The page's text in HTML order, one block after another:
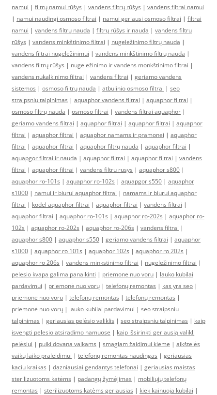
namui | filtrų namui rūšys | vandens filtrų rūšys | vandens filtrai namui
| namui naudingi osmoso filtrai | namui geriausi osmoso filtrai | filtrai
namui | vandens filtrų nauda | filtrų rūšys ir nauda | vandens filtrų
rūšys | vandens minkštinimo filtrai | nugeležinimo filtrų nauda |
vandens filtrai nugeležinimui | vandens minkštinimo filtrų nauda |
vandens filtrų rūšys | nugeležinimo ir vandens monkštinimo filtrai |
vandens nukalkinimo filtrai | vandens filtrai | geriamo vandens
sistemos | osmoso filtrų nauda | atbulinio osmoso filtrai | seo
straipsniu talpinimas | aquaphor vandens filtrai | aquaphor filtrai |
osmoso filtrų nauda | osmoso filtrai | vandens filtrai aquaphor |
geriamo vandens filtrai | aquaphor filtrai | aquaphor filtrai | aquaphor
filtrai | aquaphor filtrai | aquaphor namams ir pramonei | aquaphor
filtrai | aquaphor filtrai | aquaphor filtrų nauda | aquaphor filtrai |
aquapgor filtrai ir nauda | aquaphor filtrai | aquaphor filtrai | vandens
filtrai | aquaphor filtrai | vandens filtru rusys | aquaphor s800 |
aquaphor ro-101s | aquaphor ro-102s | aquapgor s550 | aquaphor
s1000 | namui ir biurui aquaphor filtrai | namams ir biurui aquaphor
filtrai | kodel aquaphor filtrai | aquaphor filtrai | vandens filtrai |
aquaphor filtrai | aquaphor ro-101s | aquaphor ro-202s | aquaphor ro-
102s | aquaphor ro-202s | aquaphor ro-206s | vandens filtrai |
aquaphor s800 | aquaphor s550 | geriamo vandens filtrai | aquaphor
s1000 | aquaphor ro 101s | aquaphor 102s | aquaphor ro 202s |
aquaphor ro 206s | vandens minkstinimo filtrai | nugeležinimo filtrai |
pelesio kvapa galima panaikinti | priemone nuo voru | lauko kubilai
pardavimui | priemonė nuo vorų | telefonų remontas | kas yra seo |
priemone nuo voru | telefonų remontas | telefonų remontas |
priemonė nuo vorų | lauko kubilai pardavimui | seo straipsniu
talpinimas | geriausias pelėsio valiklis | seo straipsniu talpinimas | kaip
isvengti pelesio atsiradimo namuose | kaip išsirinkti geriausią valiklį
pelėsiui | puiki dovana vaikams | smagiam žaidimui kieme | aikštelės
vaikų laiko praleidimui | telefonų remontas naudingas | geriausias
kaciu kraikas | dazniausiai gendantys telefonai | geriausias maistas
sterilizuotoms katėms | padangų žymėjimas | mobiliųjų telefonų
remontas | sterilizuotoms katėms geriausias | kiek kainuoja kubilai |